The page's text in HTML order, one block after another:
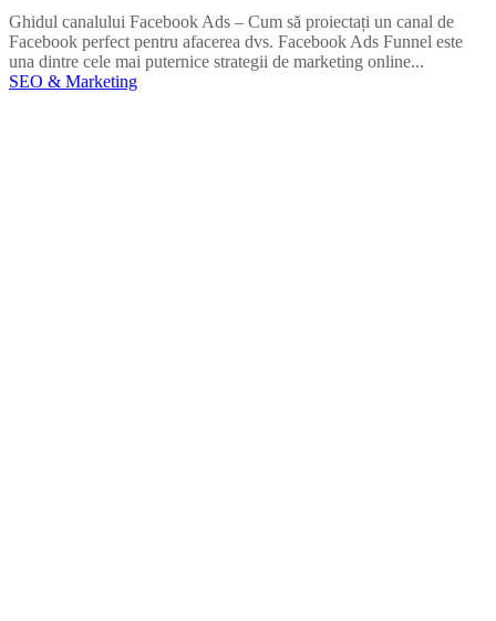
Ghidul canalului Facebook Ads – Cum să proiectați un canal de
Facebook perfect pentru afacerea dvs. Facebook Ads Funnel este
una dintre cele mai puternice strategii de marketing online...
SEO & Marketing